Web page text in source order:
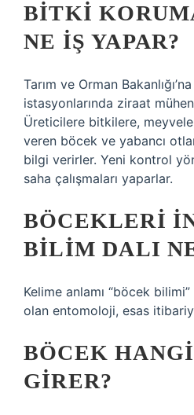
BITKI
NE IŞ YAPAR?
Tarım ve Orman
istasyonlarında ziraat
Üreticilere bitkilere,
veren böcek ve yabancı
bilgi verirler. Yeni kontrol
saha çalışmaları yaparlar.
BÖCEKLERI
BILIM DALI
Kelime anlamı “böcek
olan entomoloji, esas
BÖCEK
GIRER?